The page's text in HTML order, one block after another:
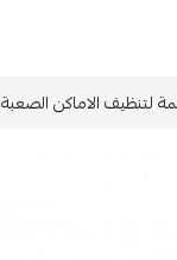
لتنظيف الاماكن الصعبة